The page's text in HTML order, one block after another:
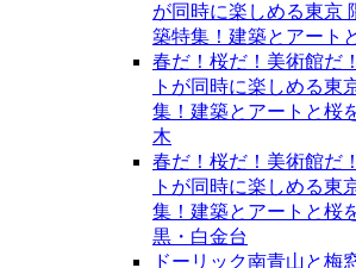
が同時に楽しめる東京
築特集！建築とアート
春だ！桜だ！美術館だ
トが同時に楽しめる東
集！建築とアートと桜
木
春だ！桜だ！美術館だ
トが同時に楽しめる東
集！建築とアートと桜
黒・白金台
ドーリック南青山と梅